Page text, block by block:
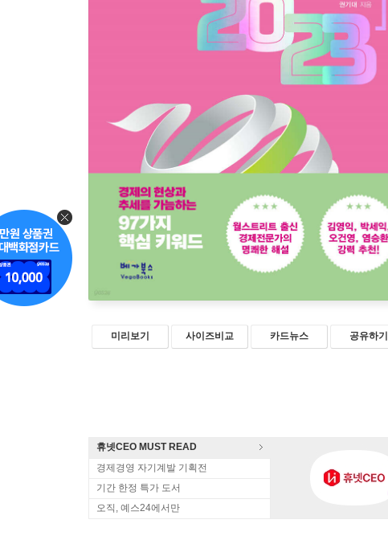
미리보기 사이즈비교 카드뉴스 공유하기
휴넷CEO MUST READ
경제경영 자기계발 기획전
기간 한정 특가 도서
오직, 예스24에서만